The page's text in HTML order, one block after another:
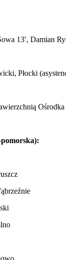
13′, Damian
Płocki